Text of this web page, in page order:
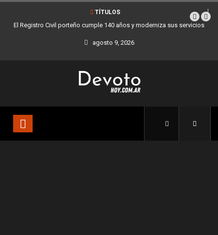
TÍTULOS
El Registro Civil porteño cumple 140 años y moderniza sus servicios
agosto 9, 2026